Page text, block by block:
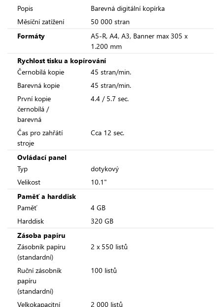
Popis
Barevná digitální kopírka
Měsíční zatížení
50 000 stran
Formáty
A5-R, A4, A3, Banner max 305 x
1.200 mm
Rychlost tisku a kopírování
Černobílá kopie
45 stran/min.
Barevná kopie
45 stran/min.
První kopie
černobílá /
barevná
4.4 / 5.7 sec.
Čas pro zahřátí
stroje
Cca 12 sec.
Ovládací panel
Typ
dotykový
Velikost
10.1"
Paměť a harddisk
Paměť
4 GB
Harddisk
320 GB
Zásoba papíru
Zásobník papíru
(standardní)
2 x 550 listů
Ruční zásobník
papíru
(standardní)
100 listů
Velkokapacitní 2 000 listů